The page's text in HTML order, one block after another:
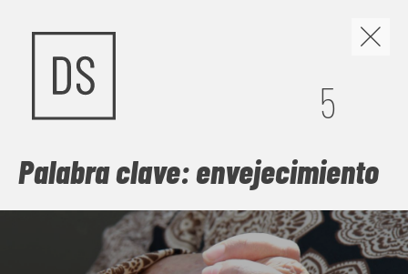
Los discursos de odio y
la construcción de
nuevas narrativas
Cuando el miedo se organiza en discursos, políticas y
gestos cotidianos, la convivencia se vuelve frágil. Este
número mira de frente los discursos de odio, pero no se
5
Palabra clave: envejecimiento